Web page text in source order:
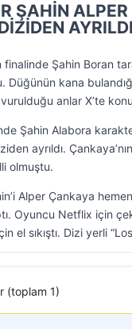
ŞAHİN ALPER
Şahin Boran
Düğünün kana
anlar X’te
Şahin Alabora
ayrıldı.
olmuştu.
Alper Çankaya
Oyuncu Netflix için
el sıkıştı. Dizi yerli
(toplam 1)